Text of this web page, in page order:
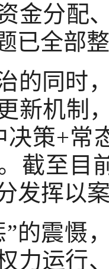
金分配
已全部
同时，
新机制
决策+常
截至目
发挥以
震慑，
力运行